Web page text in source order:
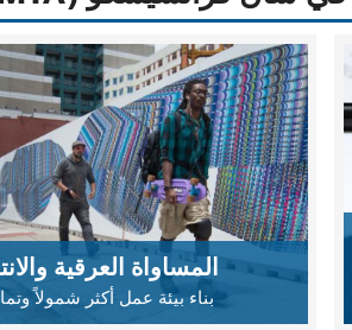
المساواة العرقية
بناء بيئة عمل أكثر شمولاً